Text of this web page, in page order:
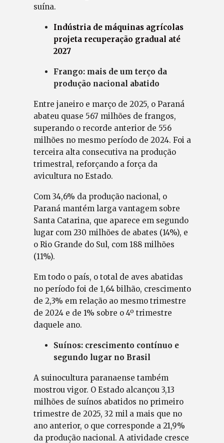
suína.
Indústria de máquinas agrícolas
projeta recuperação gradual até
2027
Frango: mais de um terço da
produção nacional abatido
Entre janeiro e março de 2025, o Paraná
abateu quase 567 milhões de frangos,
superando o recorde anterior de 556
milhões no mesmo período de 2024. Foi a
terceira alta consecutiva na produção
trimestral, reforçando a força da
avicultura no Estado.
Com 34,6% da produção nacional, o
Paraná mantém larga vantagem sobre
Santa Catarina, que aparece em segundo
lugar com 230 milhões de abates (14%), e
o Rio Grande do Sul, com 188 milhões
(11%).
Em todo o país, o total de aves abatidas
no período foi de 1,64 bilhão, crescimento
de 2,3% em relação ao mesmo trimestre
de 2024 e de 1% sobre o 4º trimestre
daquele ano.
Suínos: crescimento contínuo e
segundo lugar no Brasil
A suinocultura paranaense também
mostrou vigor. O Estado alcançou 3,13
milhões de suínos abatidos no primeiro
trimestre de 2025, 32 mil a mais que no
ano anterior, o que corresponde a 21,9%
da produção nacional. A atividade cresce